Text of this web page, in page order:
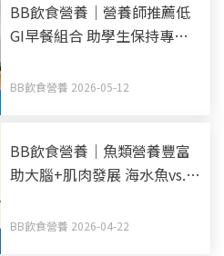
BB飲食營養｜營養師推薦低
GI早餐組合 助學生保持專注
BB飲食營養 2026-05-12
BB飲食營養｜魚類營養豐富
助大腦+肌肉發展 海水魚vs.
BB飲食營養 2026-04-22